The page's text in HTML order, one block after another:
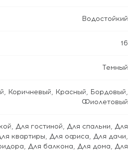
Водостойкий
16
Темный
, Коричневый, Красный, Бордовый,
Фиолетовый
, Для гостиной, Для спальни, Для
квартиры, Для офиса, Для дачи,
, Для балкона, Для дома, Для